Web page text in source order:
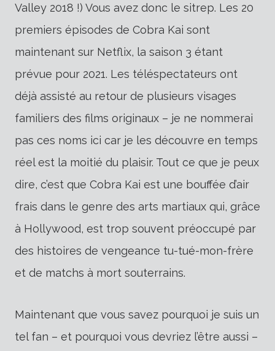
Valley 2018 !) Vous avez donc le sitrep. Les 20
premiers épisodes de Cobra Kai sont
maintenant sur Netflix, la saison 3 étant
prévue pour 2021. Les téléspectateurs ont
déjà assisté au retour de plusieurs visages
familiers des films originaux – je ne nommerai
pas ces noms ici car je les découvre en temps
réel est la moitié du plaisir. Tout ce que je peux
dire, c’est que Cobra Kai est une bouffée d’air
frais dans le genre des arts martiaux qui, grâce
à Hollywood, est trop souvent préoccupé par
des histoires de vengeance tu-tué-mon-frère
et de matchs à mort souterrains.
Maintenant que vous savez pourquoi je suis un
tel fan – et pourquoi vous devriez l’être aussi –